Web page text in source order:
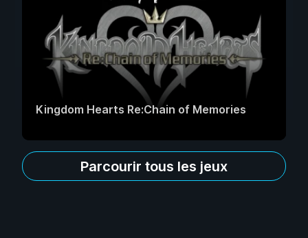
Kingdom Hearts Re:Chain of Memories
Parcourir tous les jeux